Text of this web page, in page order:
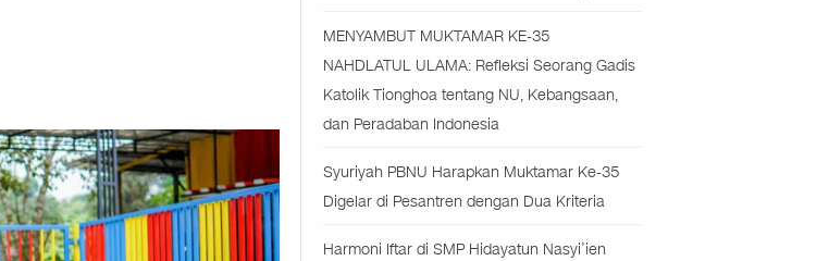
MENYAMBUT MUKTAMAR KE-35
NAHDLATUL ULAMA: Refleksi Seorang Gadis
Katolik Tionghoa tentang NU, Kebangsaan,
dan Peradaban Indonesia
Syuriyah PBNU Harapkan Muktamar Ke-35
Digelar di Pesantren dengan Dua Kriteria
Harmoni Iftar di SMP Hidayatun Nasyi’ien